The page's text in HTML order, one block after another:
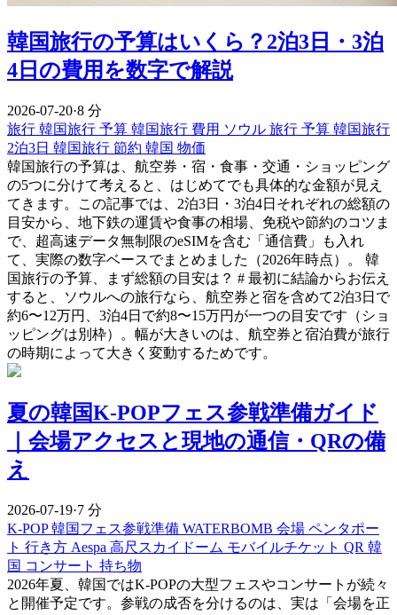
韓国旅行の予算はいくら？2泊3日・3泊
4日の費用を数字で解説
2026-07-20·8 分
旅行 韓国旅行 予算 韓国旅行 費用 ソウル 旅行 予算 韓国旅行
2泊3日 韓国旅行 節約 韓国 物価
韓国旅行の予算は、航空券・宿・食事・交通・ショッピング
の5つに分けて考えると、はじめてでも具体的な金額が見え
てきます。この記事では、2泊3日・3泊4日それぞれの総額の
目安から、地下鉄の運賃や食事の相場、免税や節約のコツま
で、超高速データ無制限のeSIMを含む「通信費」も入れ
て、実際の数字ベースでまとめました（2026年時点）。 韓
国旅行の予算、まず総額の目安は？ # 最初に結論からお伝え
すると、ソウルへの旅行なら、航空券と宿を含めて2泊3日で
約6〜12万円、3泊4日で約8〜15万円が一つの目安です（ショ
ッピングは別枠）。幅が大きいのは、航空券と宿泊費が旅行
の時期によって大きく変動するためです。
夏の韓国K-POPフェス参戦準備ガイド
｜会場アクセスと現地の通信・QRの備
え
2026-07-19·7 分
K-POP韓国フェス参戦準備 WATERBOMB 会場 ペンタポー
ト 行き方 Aespa 高尺スカイドーム モバイルチケット QR 韓
国 コンサート 持ち物
2026年夏、韓国ではK-POPの大型フェスやコンサートが続々
と開催予定です。参戦の成否を分けるのは、実は「会場を正